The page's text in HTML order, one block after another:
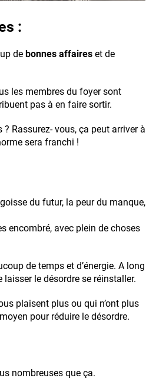
:
de bonnes affaires et de
les membres du foyer sont
pas à en faire sortir.
Rassurez- vous, ça peut arriver à
sera franchi !
du futur, la peur du manque,
encombré, avec plein de choses
de temps et d’énergie. A long
le désordre se réinstaller.
plaisent plus ou qui n’ont plus
pour réduire le désordre.
nombreuses que ça.